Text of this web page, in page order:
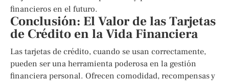
financieros en el futuro.
Conclusión: El Valor de las Tarjetas
de Crédito en la Vida Financiera
Las tarjetas de crédito, cuando se usan correctamente,
pueden ser una herramienta poderosa en la gestión
financiera personal. Ofrecen comodidad, recompensas y